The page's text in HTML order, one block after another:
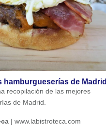
hamburgueserías de Madrid
recopilación de las mejores
de Madrid.
| www.labistroteca.com